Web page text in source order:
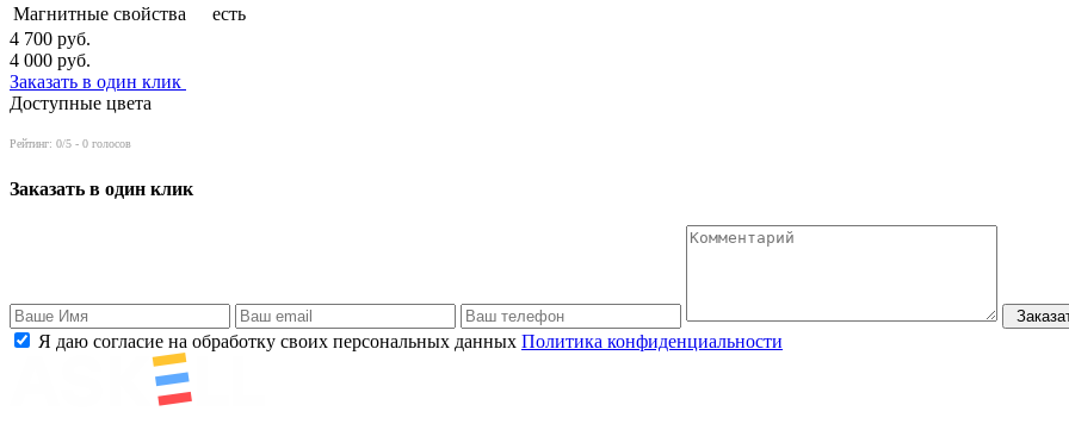
Магнитные свойства
есть
4 700 руб.
4 000 руб.
Заказать в один клик
Доступные цвета
Рейтинг: 0/5 - 0 голосов
Заказать в один клик
Я даю согласие на обработку своих персональных данных Политика конфиденциальности